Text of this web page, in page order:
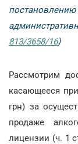
813/3658/16)
Рассмотрим
касающееся
грн) за
продаже
лицензии (ч. 1